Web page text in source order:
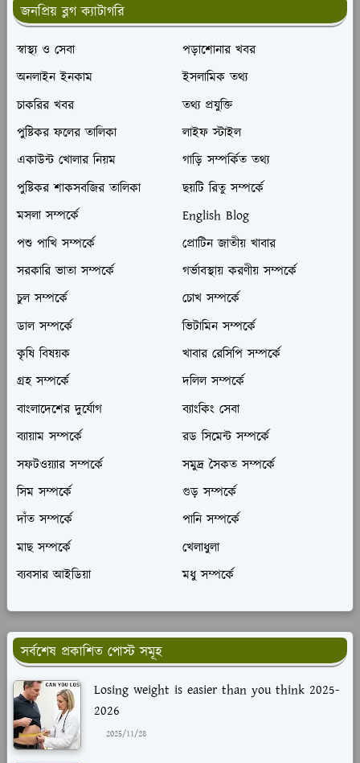
জনপ্রিয় ব্লগ ক্যাটাগরি
স্বাস্থ্য ও সেবা
পড়াশোনার খবর
অনলাইন ইনকাম
ইসলামিক তথ্য
চাকরির খবর
তথ্য প্রযুক্তি
পুষ্টিকর ফলের তালিকা
লাইফ স্টাইল
একাউন্ট খোলার নিয়ম
গাড়ি সম্পর্কিত তথ্য
পুষ্টিকর শাকসবজির তালিকা
ছয়টি রিতু সম্পর্কে
মসলা সম্পর্কে
English Blog
পশু পাখি সম্পর্কে
প্রোটিন জাতীয় খাবার
সরকারি ভাতা সম্পর্কে
গর্ভাবস্থায় করণীয় সম্পর্কে
চুল সম্পর্কে
চোখ সম্পর্কে
ডাল সম্পর্কে
ভিটামিন সম্পর্কে
কৃষি বিষয়ক
খাবার রেসিপি সম্পর্কে
গ্রহ সম্পর্কে
দলিল সম্পর্কে
বাংলাদেশের দুর্যোগ
ব্যাংকিং সেবা
ব্যায়াম সম্পর্কে
রড সিমেন্ট সম্পর্কে
সফটওয়্যার সম্পর্কে
সমুদ্র সৈকত সম্পর্কে
সিম সম্পর্কে
গুড় সম্পর্কে
দাঁত সম্পর্কে
পানি সম্পর্কে
মাছ সম্পর্কে
খেলাধুলা
ব্যবসার আইডিয়া
মধু সম্পর্কে
সর্বশেষ প্রকাশিত পোস্ট সমূহ
Losing weight is easier than you think 2025-
2026
2025/11/28